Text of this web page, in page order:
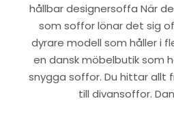
hållbar designersoffa När
som soffor lönar det sig
dyrare modell som håller i
en dansk möbelbutik som
snygga soffor. Du hittar allt
till divansoffor.